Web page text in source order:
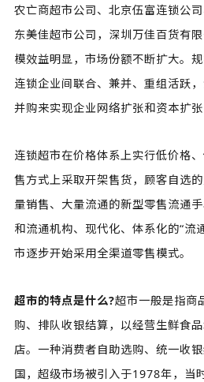
农亡商超市公司、北京伍富连锁公
东美佳超市公司，深圳万佳百货有
模效益明显，市场份额不断扩大。
连锁企业间联合、兼并、重组活跃
并购来实现企业网络扩张和资本扩张
连锁超市在价格体系上实行低价格
售方式上采取开架售货，顾客自选
量销售、大量流通的新型零售流通
和流通机构、现代化、体系化的“流
市逐步开始采用全渠道零售模式。
超市的特点是什么?超市一般是指商
购、排队收银结算，以经营生鲜食
店。一种消费者自助选购、统一收
国，超级市场被引入于1978年，当